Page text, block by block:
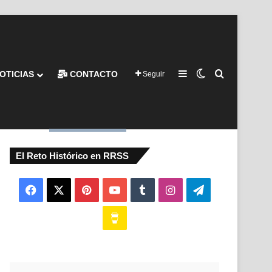
CONTACTO Seguir Barra lateral
Switch skin
El Reto Histórico en RRSS
Facebook PinterestYouTubeTumblrInstagramTelegram